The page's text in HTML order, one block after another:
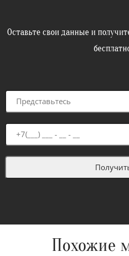
Оставьте свои данные и
Похожие